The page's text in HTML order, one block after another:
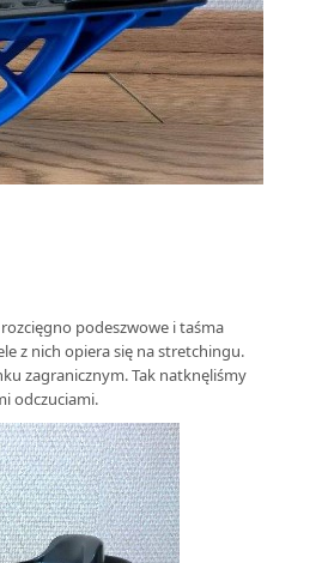
podeszwowe i taśma
z nich opiera się na stretchingu.
zagranicznym. Tak natknęliśmy
odczuciami.